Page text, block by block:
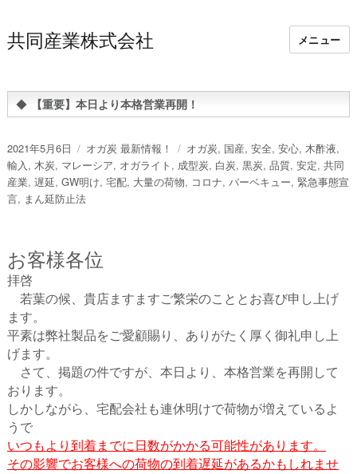
共同産業株式会社 メニュー
◆ 【重要】本日より本格営業再開！
投
稿
日:
2021年5月6日
カ
テ
ゴ
リ
オガ炭 最新情報！
タ
グ
オガ炭, 国産, 安全, 安心, 木酢液,
輸入 , 木炭, マレーシア, オガライト , 成型炭, 白炭, 黒炭, 品質, 安定, 共同
産業, 遅延, GW明け, 宅配, 大量の荷物, コロナ, バーベキュー, 緊急事態宣
言, まん延防止法
お客様各位
拝啓
若葉の候、貴店ますますご繁栄のこととお喜び申し上げ
ます。
平素は弊社製品をご愛顧賜り、ありがたく厚く御礼申し上
げます。
さて、掲題の件ですが、本日より、本格営業を再開して
おります。
しかしながら、宅配会社も連休明けで荷物が増えているよ
うで
いつもより到着までに日数がかかる可能性があります。
その影響でお客様への荷物の到着遅延があるかもしれませ